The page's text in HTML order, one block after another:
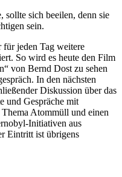
sollte sich beeilen, denn sie
sein.
für jeden Tag weitere
So wird es heute den Film
von Bernd Dost zu sehen
In den nächsten
Diskussion über das
und Gespräche mit
Atommüll und einen
Initiativen aus
Eintritt ist übrigens